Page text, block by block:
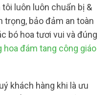
luôn luôn chuẩn bị &
trọng, bảo đảm an toàn
bó hoa tươi vui và đúng
hoa đám tang công giáo
khách hàng khi là ưu